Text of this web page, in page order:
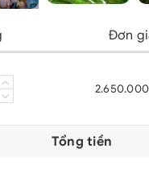
Đơn
Tổng tiền